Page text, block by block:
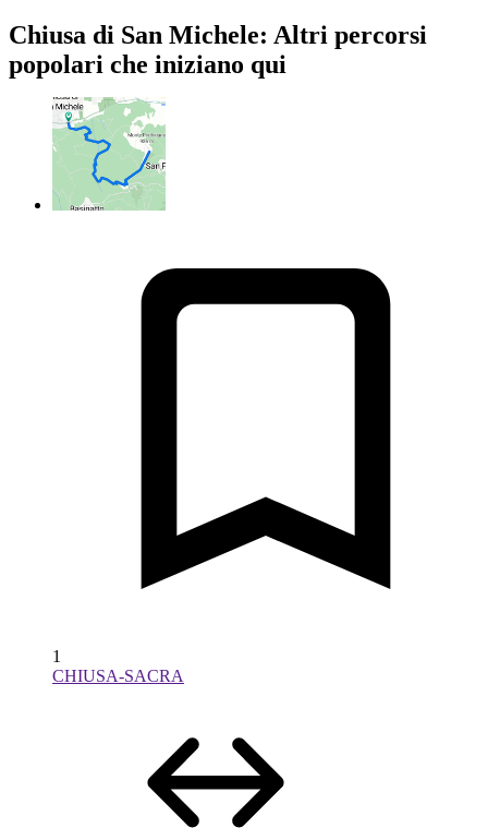
Chiusa di San Michele: Altri percorsi
popolari che iniziano qui
1
CHIUSA-SACRA